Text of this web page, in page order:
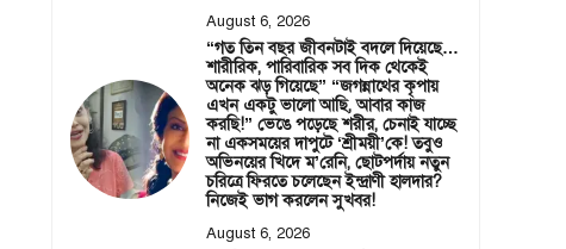
August 6, 2026
“গত তিন বছর জীবনটাই বদলে দিয়েছে…
শারীরিক, পারিবারিক সব দিক থেকেই
অনেক ঝড় গিয়েছে” “জগন্নাথের কৃপায়
এখন একটু ভালো আছি, আবার কাজ
করছি!” ভেঙে পড়েছে শরীর, চেনাই যাচ্ছে
না একসময়ের দাপুটে ‘শ্রীময়ী’কে! তবুও
অভিনয়ের খিদে ম’রেনি, ছোটপর্দায় নতুন
চরিত্রে ফিরতে চলেছেন ইন্দ্রাণী হালদার?
নিজেই ভাগ করলেন সুখবর!
August 6, 2026